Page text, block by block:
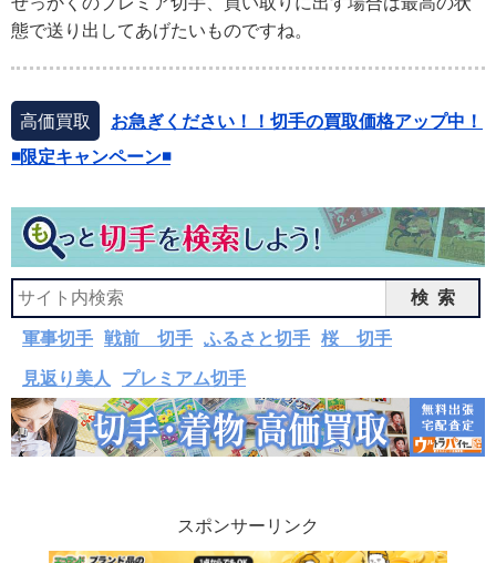
態で送り出してあげたいものですね。
高価買取
お急ぎください！！切手の買取価格アップ中！
◾️限定キャンペーン◾️
検索
軍事切手 戦前 切手 ふるさと切手 桜 切手
見返り美人 プレミアム切手
スポンサーリンク